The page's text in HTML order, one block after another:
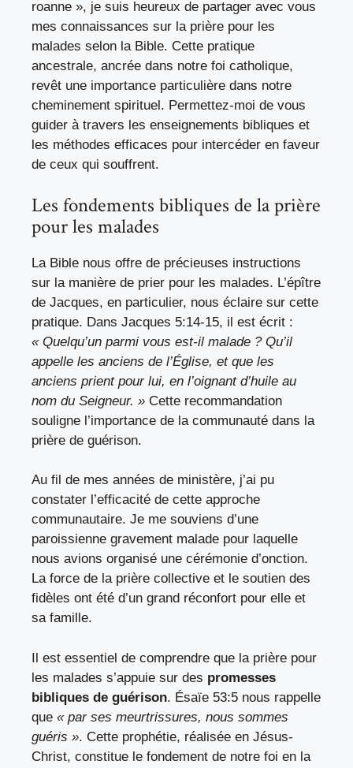
roanne », je suis heureux de partager avec vous
mes connaissances sur la prière pour les
malades selon la Bible. Cette pratique
ancestrale, ancrée dans notre foi catholique,
revêt une importance particulière dans notre
cheminement spirituel. Permettez-moi de vous
guider à travers les enseignements bibliques et
les méthodes efficaces pour intercéder en faveur
de ceux qui souffrent.
Les fondements bibliques de la prière
pour les malades
La Bible nous offre de précieuses instructions
sur la manière de prier pour les malades. L’épître
de Jacques, en particulier, nous éclaire sur cette
pratique. Dans Jacques 5:14-15, il est écrit :
« Quelqu’un parmi vous est-il malade ? Qu’il
appelle les anciens de l’Église, et que les
anciens prient pour lui, en l’oignant d’huile au
nom du Seigneur. » Cette recommandation
souligne l’importance de la communauté dans la
prière de guérison.
Au fil de mes années de ministère, j’ai pu
constater l’efficacité de cette approche
communautaire. Je me souviens d’une
paroissienne gravement malade pour laquelle
nous avions organisé une cérémonie d’onction.
La force de la prière collective et le soutien des
fidèles ont été d’un grand réconfort pour elle et
sa famille.
Il est essentiel de comprendre que la prière pour
les malades s’appuie sur des promesses
bibliques de guérison. Ésaïe 53:5 nous rappelle
que « par ses meurtrissures, nous sommes
guéris ». Cette prophétie, réalisée en Jésus-
Christ, constitue le fondement de notre foi en la